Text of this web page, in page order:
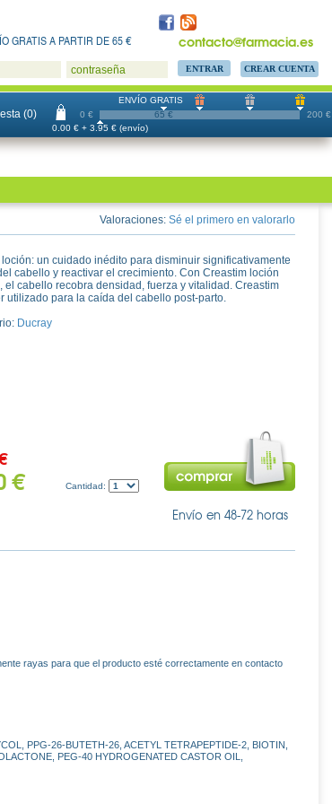
contacto@farmacia.es
GRATIS A PARTIR DE 65 €
contraseña CREAR CUENTA
(0) 0 € 200 €
ENVÍO GRATIS
65 €
0.00 € + 3.95 € (envío)
Valoraciones: Sé el primero en valorarlo
un cuidado inédito para disminuir significativamente
cabello y reactivar el crecimiento. Con Creastim loción
el cabello recobra densidad, fuerza y vitalidad. Creastim
utilizado para la caída del cabello post-parto.
Ducray
€ Cantidad:
Envío en 48-72 horas
rayas para que el producto esté correctamente en contacto
PPG-26-BUTETH-26, ACETYL TETRAPEPTIDE-2, BIOTIN,
PEG-40 HYDROGENATED CASTOR OIL,